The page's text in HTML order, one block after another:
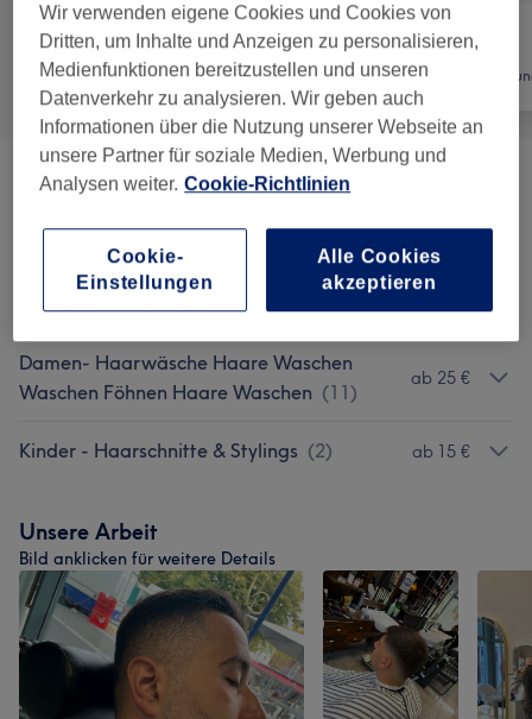
Alle Friseur
Damen - Haarschnitte & Stylings (2)
Herren - Haarschnitte & Rasuren- Barber-
Barbier- Barbershop- Friseur- Frisör-
Herrenfriseur Salon (7)
ab 15 €
Damen- Haarwäsche Haare Waschen
Waschen Föhnen Haare Waschen (11)
ab 25 €
Kinder - Haarschnitte & Stylings (2) ab 15 €
Unsere Arbeit
Bild anklicken für weitere Details
Wir verwenden eigene Cookies und Cookies von
Dritten, um Inhalte und Anzeigen zu personalisieren,
Medienfunktionen bereitzustellen und unseren
Datenverkehr zu analysieren. Wir geben auch
Informationen über die Nutzung unserer Webseite an
unsere Partner für soziale Medien, Werbung und
Analysen weiter. Cookie-Richtlinien
Cookie-
Einstellungen
Alle Cookies
akzeptieren